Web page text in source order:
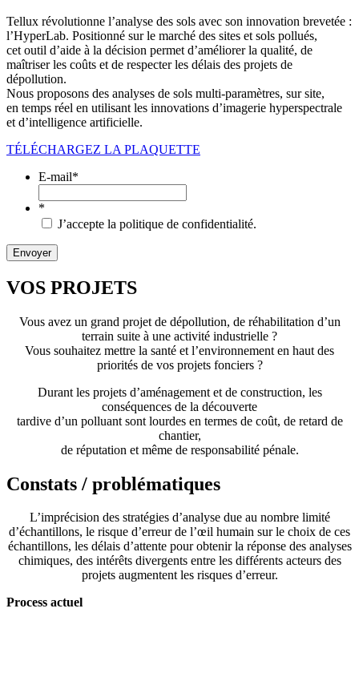
Tellux révolutionne l’analyse des sols avec son innovation brevetée :
l’HyperLab. Positionné sur le marché des sites et sols pollués,
cet outil d’aide à la décision permet d’améliorer la qualité, de
maîtriser les coûts et de respecter les délais des projets de
dépollution.
Nous proposons des analyses de sols multi-paramètres, sur site,
en temps réel en utilisant les innovations d’imagerie hyperspectrale
et d’intelligence artificielle.
TÉLÉCHARGEZ LA PLAQUETTE
E-mail*
*
J’accepte la politique de confidentialité.
VOS PROJETS
Vous avez un grand projet de dépollution, de réhabilitation d’un
terrain suite à une activité industrielle ?
Vous souhaitez mettre la santé et l’environnement en haut des
priorités de vos projets fonciers ?
Durant les projets d’aménagement et de construction, les
conséquences de la découverte
tardive d’un polluant sont lourdes en termes de coût, de retard de
chantier,
de réputation et même de responsabilité pénale.
Constats / problématiques
L’imprécision des stratégies d’analyse due au nombre limité
d’échantillons, le risque d’erreur de l’œil humain sur le choix de ces
échantillons, les délais d’attente pour obtenir la réponse des analyses
chimiques, des intérêts divergents entre les différents acteurs des
projets augmentent les risques d’erreur.
Process actuel